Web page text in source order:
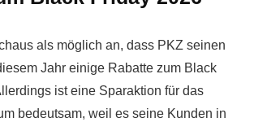
als möglich an, dass PKZ seinen
Jahr einige Rabatte zum Black
ist eine Sparaktion für das
bedeutsam, weil es seine Kunden in